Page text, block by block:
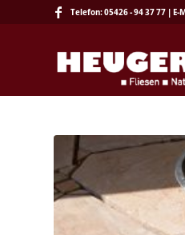
Telefon: 05426 - 94 37 77 |